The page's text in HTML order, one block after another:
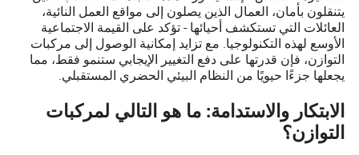
يتنقلون بأمان، العمال الذين يصلون إلى مواقع العمل النائية،
العائلات التي تستكشف أحيائها - تؤكد على القيمة الاجتماعية
الأوسع لهذه التكنولوجيا. مع تزايد إمكانية الوصول إلى مركبات
التوازن، فإن قدرتها على دفع التغيير الإيجابي ستنمو فقط، مما
يجعلها جزءًا حيويًا من النظام البيئي الحضري المستقبلي.
الابتكار والاستدامة: ما هو التالي لمركبات
التوازن؟